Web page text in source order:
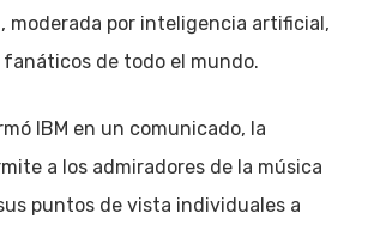
moderada por inteligencia artificial,
fanáticos de todo el mundo.
IBM en un comunicado, la
a los admiradores de la música
puntos de vista individuales a